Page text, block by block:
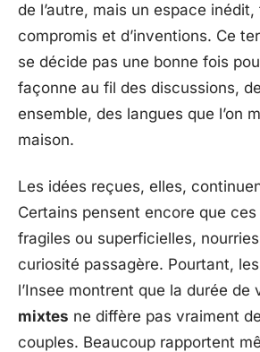
de l’autre, mais un espace
compromis et d’inventions. Ce
se décide pas une bonne fois
façonne au fil des discussions,
ensemble, des langues que l’on
maison.
Les idées reçues, elles,
Certains pensent encore que
fragiles ou superficielles,
curiosité passagère. Pourtant,
l’Insee montrent que la durée de
mixtes ne diffère pas vraiment
couples. Beaucoup rapportent